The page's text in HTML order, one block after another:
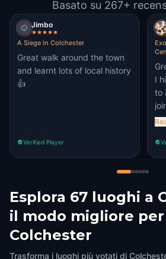
Basato su 267+
Jimbo
A Siege in Colchester
Great walk around the town
and learnt lots of local history
👍
Verified Player
I
to
Esplora 67 luoghi a
il modo migliore
Colchester
Trasforma i luoghi più votati di